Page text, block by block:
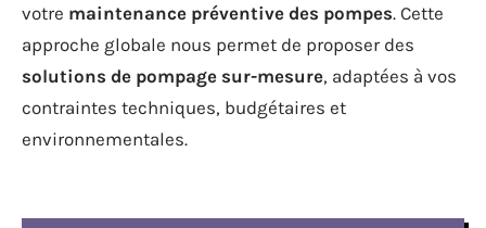
votre maintenance préventive des pompes. Cette
approche globale nous permet de proposer des
solutions de pompage sur-mesure, adaptées à vos
contraintes techniques, budgétaires et
environnementales.